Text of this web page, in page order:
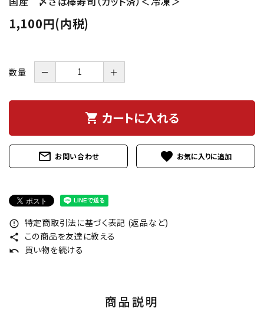
1,100円(内税)
数量 － ＋
shopping_cart カートに入れる
mail_outline お問い合わせ favorite
error_outline 特定商取引法に基づく表記 (返品など)
share この商品を友達に教える
undo 買い物を続ける
商品説明